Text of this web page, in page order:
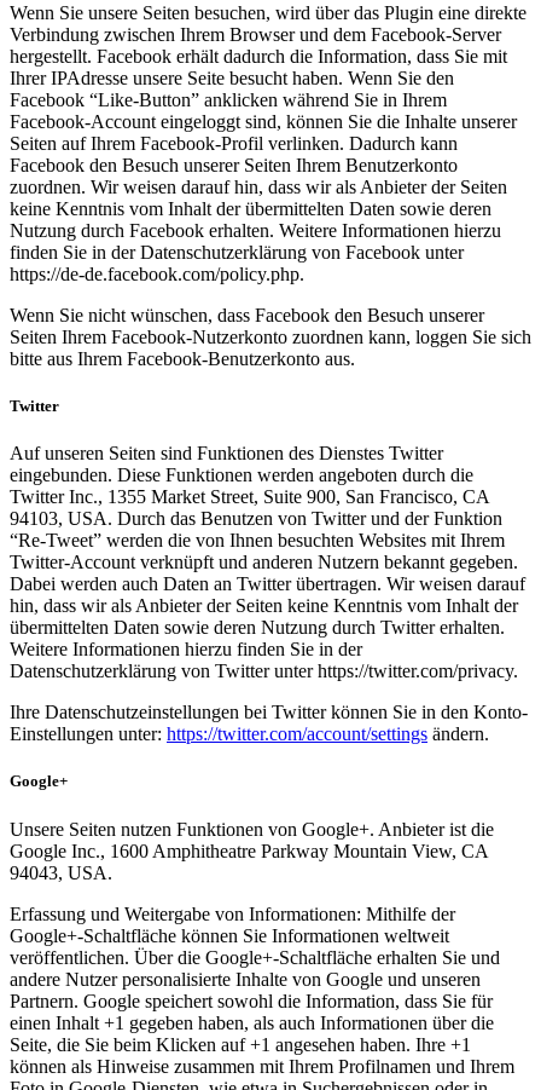
Wenn Sie unsere Seiten besuchen, wird über das Plugin eine direkte
Verbindung zwischen Ihrem Browser und dem Facebook-Server
hergestellt. Facebook erhält dadurch die Information, dass Sie mit
Ihrer IPAdresse unsere Seite besucht haben. Wenn Sie den
Facebook “Like-Button” anklicken während Sie in Ihrem
Facebook-Account eingeloggt sind, können Sie die Inhalte unserer
Seiten auf Ihrem Facebook-Profil verlinken. Dadurch kann
Facebook den Besuch unserer Seiten Ihrem Benutzerkonto
zuordnen. Wir weisen darauf hin, dass wir als Anbieter der Seiten
keine Kenntnis vom Inhalt der übermittelten Daten sowie deren
Nutzung durch Facebook erhalten. Weitere Informationen hierzu
finden Sie in der Datenschutzerklärung von Facebook unter
https://de-de.facebook.com/policy.php.
Wenn Sie nicht wünschen, dass Facebook den Besuch unserer
Seiten Ihrem Facebook-Nutzerkonto zuordnen kann, loggen Sie sich
bitte aus Ihrem Facebook-Benutzerkonto aus.
Twitter
Auf unseren Seiten sind Funktionen des Dienstes Twitter
eingebunden. Diese Funktionen werden angeboten durch die
Twitter Inc., 1355 Market Street, Suite 900, San Francisco, CA
94103, USA. Durch das Benutzen von Twitter und der Funktion
“Re-Tweet” werden die von Ihnen besuchten Websites mit Ihrem
Twitter-Account verknüpft und anderen Nutzern bekannt gegeben.
Dabei werden auch Daten an Twitter übertragen. Wir weisen darauf
hin, dass wir als Anbieter der Seiten keine Kenntnis vom Inhalt der
übermittelten Daten sowie deren Nutzung durch Twitter erhalten.
Weitere Informationen hierzu finden Sie in der
Datenschutzerklärung von Twitter unter https://twitter.com/privacy.
Ihre Datenschutzeinstellungen bei Twitter können Sie in den Konto-
Einstellungen unter: https://twitter.com/account/settings ändern.
Google+
Unsere Seiten nutzen Funktionen von Google+. Anbieter ist die
Google Inc., 1600 Amphitheatre Parkway Mountain View, CA
94043, USA.
Erfassung und Weitergabe von Informationen: Mithilfe der
Google+-Schaltfläche können Sie Informationen weltweit
veröffentlichen. Über die Google+-Schaltfläche erhalten Sie und
andere Nutzer personalisierte Inhalte von Google und unseren
Partnern. Google speichert sowohl die Information, dass Sie für
einen Inhalt +1 gegeben haben, als auch Informationen über die
Seite, die Sie beim Klicken auf +1 angesehen haben. Ihre +1
können als Hinweise zusammen mit Ihrem Profilnamen und Ihrem